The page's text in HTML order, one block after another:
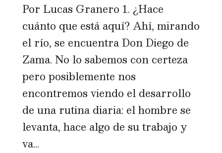
Por Lucas Granero 1. ¿Hace
cuánto que está aquí? Ahí, mirando
el río, se encuentra Don Diego de
Zama. No lo sabemos con certeza
pero posiblemente nos
encontremos viendo el desarrollo
de una rutina diaria: el hombre se
levanta, hace algo de su trabajo y
va...